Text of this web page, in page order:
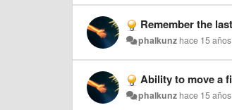
Remember the
phalkunz hace 15 años
Ability to move a
phalkunz hace 15 años